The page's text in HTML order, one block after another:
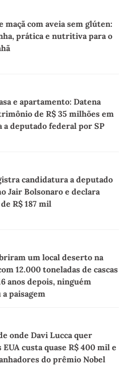
maçã com aveia sem glúten:
prática e nutritiva para o
e apartamento: Datena
de R$ 35 milhões em
a deputado federal por SP
candidatura a deputado
Jair Bolsonaro e declara
R$ 187 mil
um local deserto na
12.000 toneladas de cascas
anos depois, ninguém
paisagem
onde Davi Lucca quer
custa quase R$ 400 mil e
do prêmio Nobel